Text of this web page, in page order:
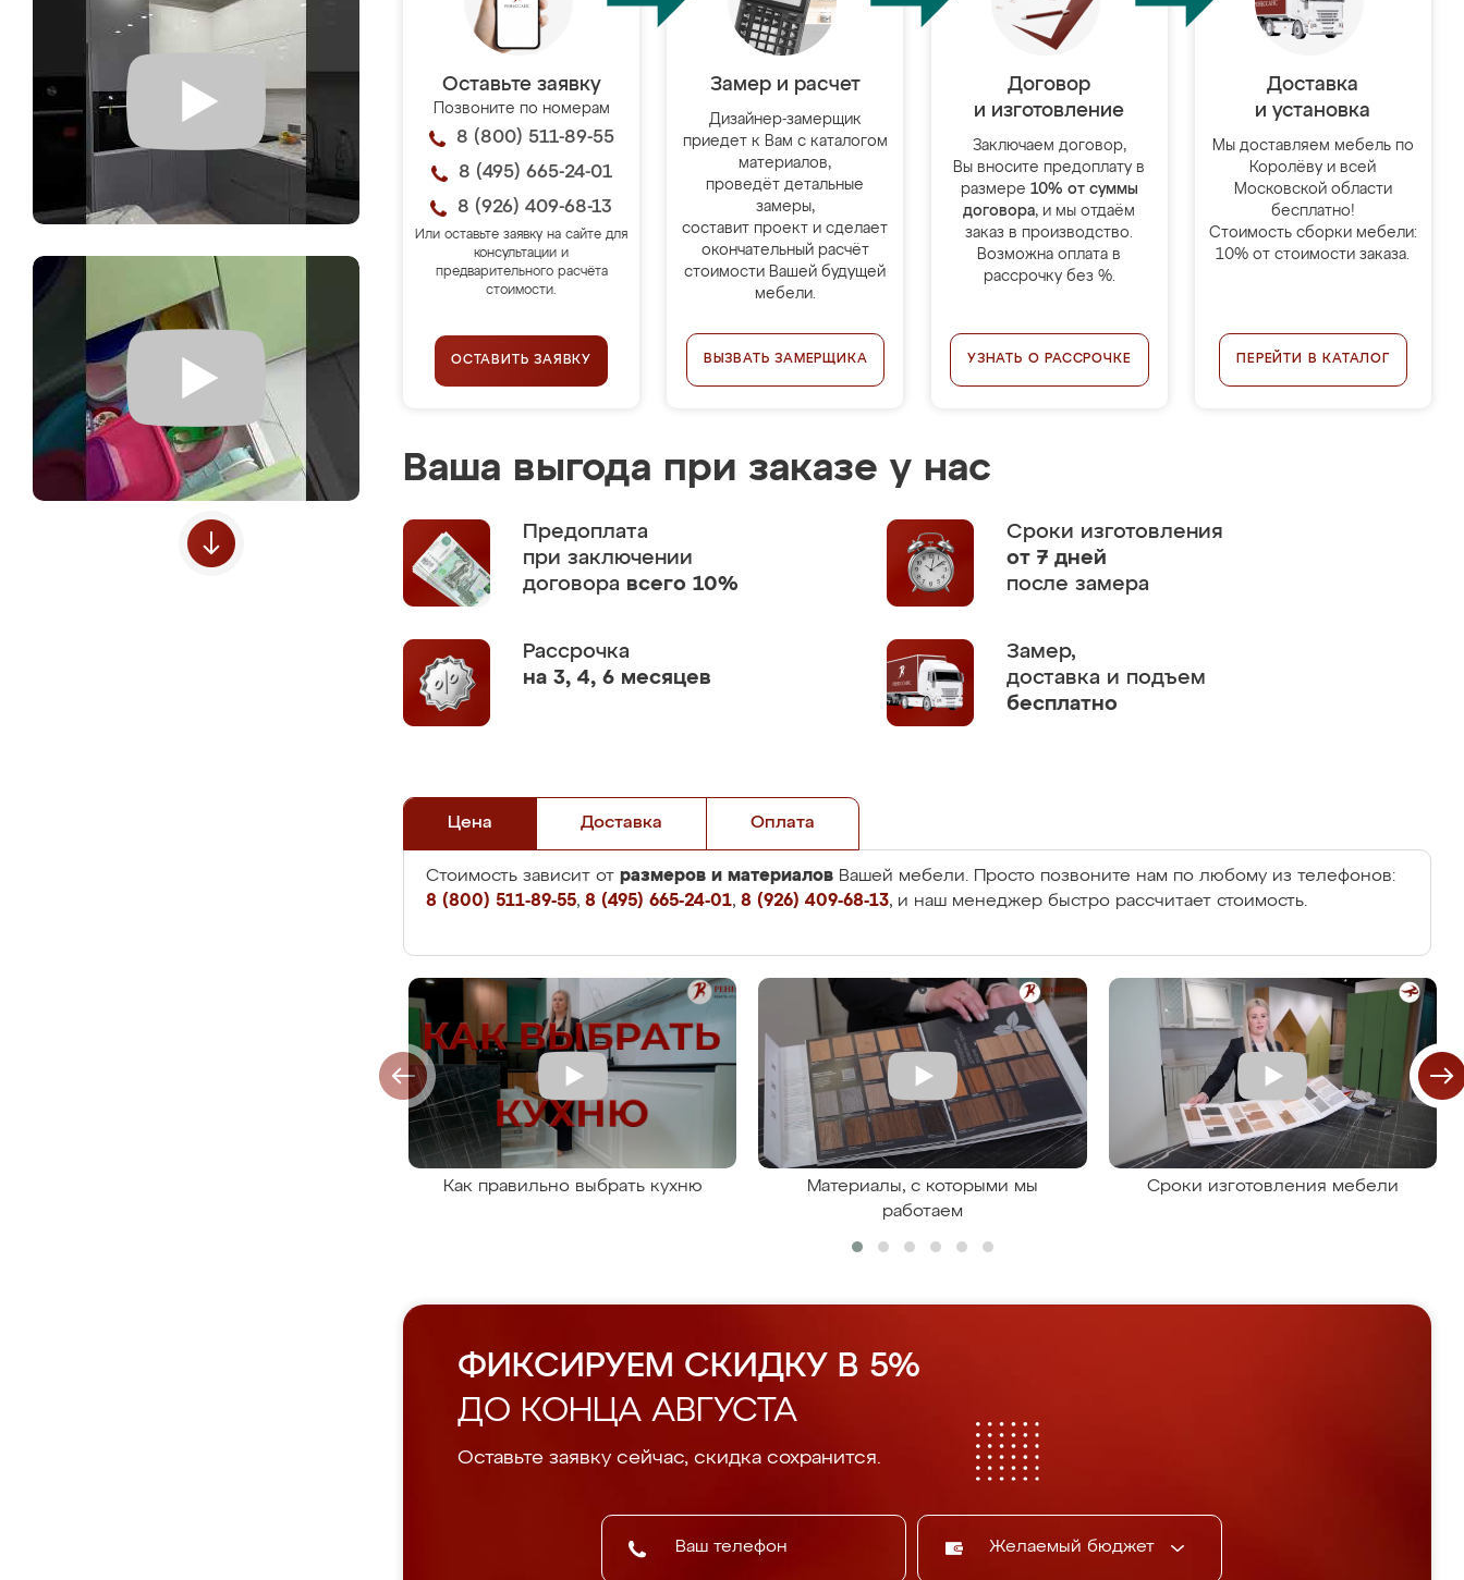
Оставьте заявку
Позвоните по номерам
8 (800) 511-89-55
8 (495) 665-24-01
8 (926) 409-68-13
Или оставьте заявку на сайте для
консультации и
предварительного расчёта
стоимости.
ОСТАВИТЬ ЗАЯВКУ
Замер и расчет
Дизайнер-замерщик
приедет к Вам с каталогом
материалов,
проведёт детальные
замеры,
составит проект и сделает
окончательный расчёт
стоимости Вашей будущей
мебели.
ВЫЗВАТЬ ЗАМЕРЩИКА
Договор
и изготовление
Заключаем договор,
Вы вносите предоплату в
размере 10% от суммы
договора, и мы отдаём
заказ в производство.
Возможна оплата в
рассрочку без %.
УЗНАТЬ О РАССРОЧКЕ
Доставка
и установка
Мы доставляем мебель по
Королёву и всей
Московской области
бесплатно!
Стоимость сборки мебели:
10% от стоимости заказа.
ПЕРЕЙТИ В КАТАЛОГ
Ваша выгода при заказе у нас
Предоплата
при заключении
договора всего 10%
Сроки изготовления
от 7 дней
после замера
Рассрочка
на 3, 4, 6 месяцев
Замер,
доставка и подъем
бесплатно
Цена Доставка Оплата
Стоимость зависит от размеров и материалов Вашей мебели. Просто позвоните нам по любому из телефонов:
8 (800) 511-89-55, 8 (495) 665-24-01, 8 (926) 409-68-13, и наш менеджер быстро рассчитает стоимость.
Как правильно выбрать кухню
Материалы, с которыми мы
работаем
Сроки изготовления мебели
ФИКСИРУЕМ СКИДКУ В 5%
ДО КОНЦА АВГУСТА
Оставьте заявку сейчас, скидка сохранится.
Желаемый бюджет